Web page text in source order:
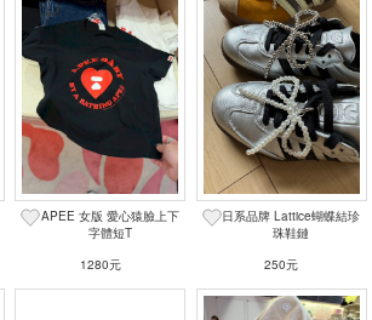
APEE 女版 愛心猿臉上下
字體短T
1280元
日系品牌 Lattice蝴蝶結珍
珠鞋鏈
250元